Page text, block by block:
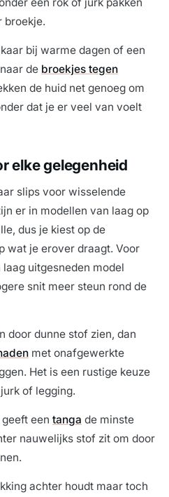
broekje.
bij warme dagen of een
de broekjes tegen
de huid net genoeg om
dat je er veel van voelt
elke gelegenheid
slips voor wisselende
er in modellen van laag op
dus je kiest op de
wat je erover draagt. Voor
uitgesneden model
snit meer steun rond de
door dunne stof zien, dan
met onafgewerkte
Het is een rustige keuze
of legging.
een tanga de minste
nauwelijks stof zit om door
achter houdt maar toch